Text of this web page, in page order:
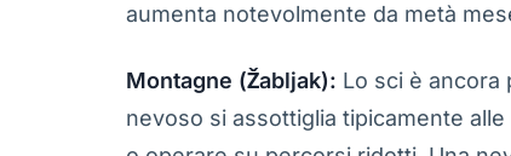
aumenta notevolmente da metà
Montagne (Žabljak): Lo sci è ancora
nevoso si assottiglia tipicamente